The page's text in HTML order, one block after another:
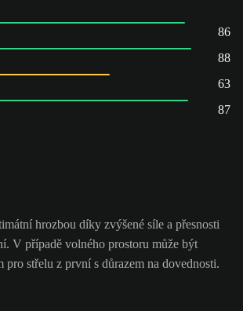
86
88
63
87
hrozbou díky zvýšené síle a přesnosti
V případě volného prostoru může být
pro střelu z první s důrazem na dovednosti.